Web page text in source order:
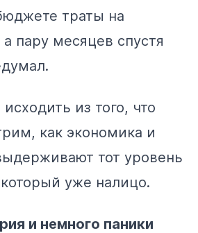
траты на
пару месяцев спустя
из того, что
как экономика и
тот уровень
уже налицо.
и немного паники